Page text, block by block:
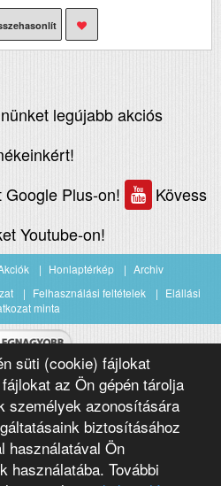
süti (cookie) fájlokat
az Ön gépén tárolja
személyek azonosítására
biztosításához
használatával Ön
használatába. További
legújabb akciós
Plus-on!
Kövess
Youtube-on!
Honlaptérkép
Archiv
Felhasználási feltételek
Elállási
minta